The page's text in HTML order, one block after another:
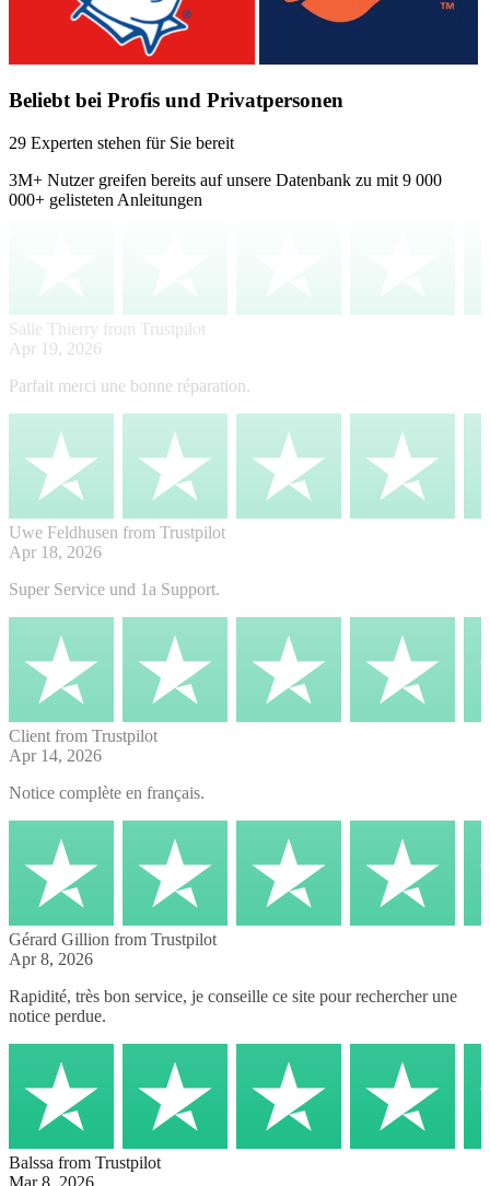
Beliebt bei Profis und Privatpersonen
29 Experten stehen für Sie bereit
3M+ Nutzer greifen bereits auf unsere Datenbank zu mit 9 000
000+ gelisteten Anleitungen
Salle Thierry from Trustpilot
Apr 19, 2026
Parfait merci une bonne réparation.
Uwe Feldhusen from Trustpilot
Apr 18, 2026
Super Service und 1a Support.
Client from Trustpilot
Apr 14, 2026
Notice complète en français.
Gérard Gillion from Trustpilot
Apr 8, 2026
Rapidité, très bon service, je conseille ce site pour rechercher une
notice perdue.
Balssa from Trustpilot
Mar 8, 2026